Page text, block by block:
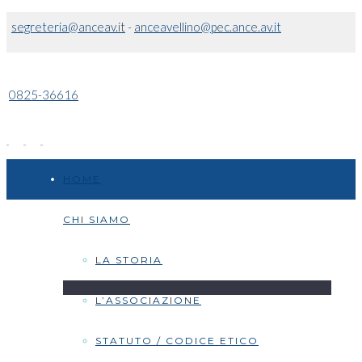
segreteria@anceav.it- anceavellino@pec.ance.av.it
0825-36616
CHI SIAMO
LA STORIA
L’ASSOCIAZIONE
STATUTO / CODICE ETICO